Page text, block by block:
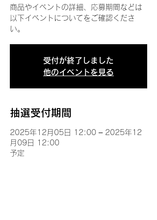
商品やイベントの詳細、応募期間などは
以下イベントについてをご確認くださ
い。
受付が終了しました
他のイベントを見る
抽選受付期間
2025年12月05日 12:00 – 2025年12
月09日 12:00
予定